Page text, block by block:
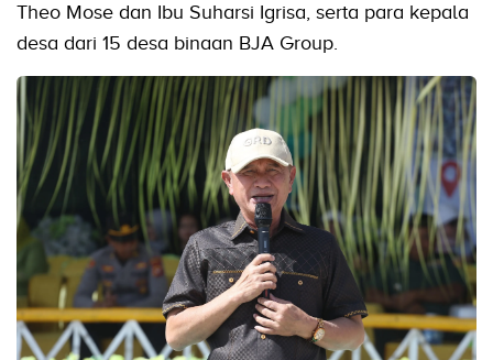
Theo Mose dan Ibu Suharsi Igrisa, serta para kepala
desa dari 15 desa binaan BJA Group.